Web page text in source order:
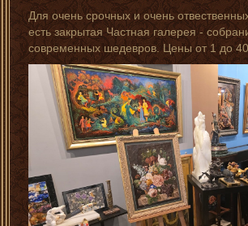
Для очень срочных и очень
есть закрытая Частная галерея -
современных шедевров. Цены от 1 до